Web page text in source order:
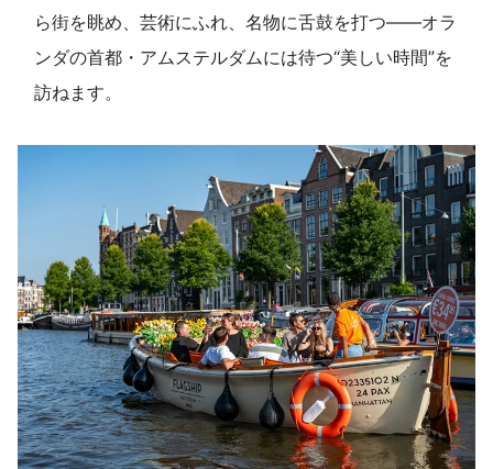
ら街を眺め、芸術にふれ、名物に舌鼓を打つ――オラ
ンダの首都・アムステルダムには待つ“美しい時間”を
訪ねます。